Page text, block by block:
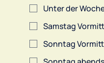
Unter der
Samstag
Sonntag